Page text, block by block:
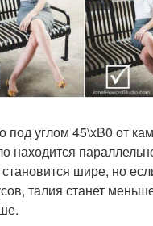
под углом 45\xB0 от
находится
шире, но
талия станет